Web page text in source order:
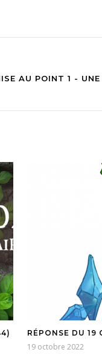
AU POINT 1 -
RÉPONSE DU 19
19 octobre 2022